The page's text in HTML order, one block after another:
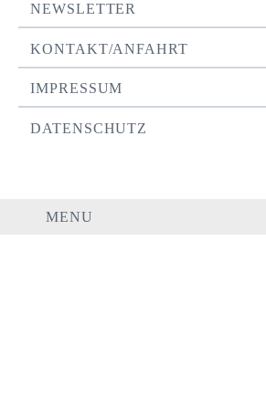
NEWSLETTER
KONTAKT/ANFAHRT
IMPRESSUM
DATENSCHUTZ
MENU